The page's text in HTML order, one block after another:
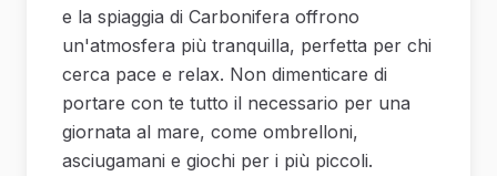
e la spiaggia di Carbonifera offrono
un'atmosfera più tranquilla, perfetta per chi
cerca pace e relax. Non dimenticare di
portare con te tutto il necessario per una
giornata al mare, come ombrelloni,
asciugamani e giochi per i più piccoli.